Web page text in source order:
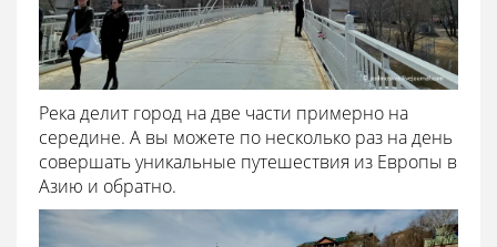
Река делит город на две части примерно на
середине. А вы можете по несколько раз на день
совершать уникальные путешествия из Европы в
Азию и обратно.